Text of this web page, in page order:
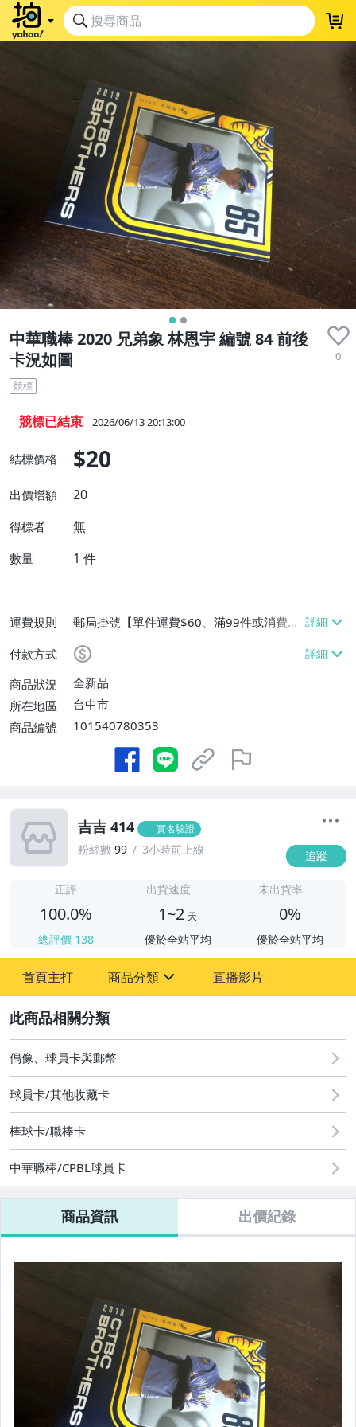
中華職棒 2020 兄弟象 林恩宇 編號 84 前後
卡況如圖
0
競標
競標已結束 2026/06/13 20:13:00
結標價格 $20
出價增額 20
得標者 無
數量 1 件
運費規則
郵局掛號【單件運費$60、滿99件或消費滿
$9999免運費】
付款方式
商品狀況
全新品
所在地區
台中市
商品編號
101540780353
吉吉 414 實名驗證
粉絲數 99 3小時前上線 追蹤
正評
100.0%
總評價 138
出貨速度
1~2 天
優於全站平均
未出貨率
0%
優於全站平均
首頁主打 商品分類
偶像、球員卡與郵幣
直播影片
偶像、球員卡與郵幣
球員卡/其他收藏卡
棒球卡/職棒卡
中華職棒/CPBL球員卡
商品資訊 出價紀錄